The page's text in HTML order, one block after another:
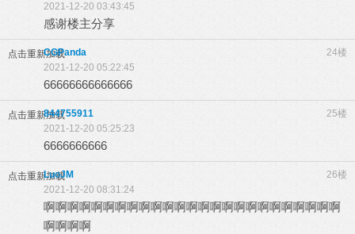
2021-12-20 03:43:45
感谢楼主分享
点击重新加载 24楼
CGPanda
2021-12-20 05:22:45
66666666666666
点击重新加载 25楼
844755911
2021-12-20 05:25:23
6666666666
点击重新加载 26楼
LuoJM
2021-12-20 08:31:24
啊啊啊啊啊啊啊啊啊啊啊啊啊啊啊啊啊啊啊啊啊啊啊啊啊
啊啊啊啊